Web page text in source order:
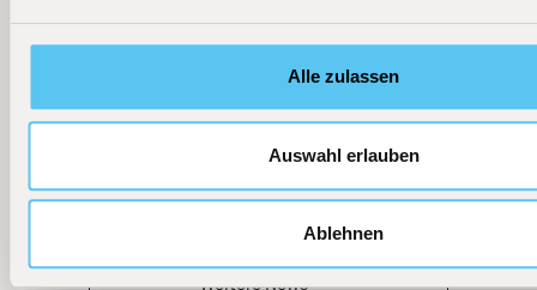
Alle zulassen
Auswahl erlauben
Ablehnen
Weitere News